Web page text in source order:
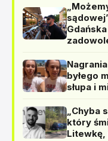
byłego
słupa i
„Chyba
który
Litewkę,